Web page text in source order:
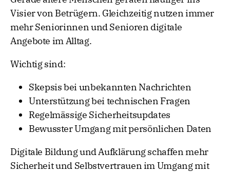
Visier von Betrügern. Gleichzeitig nutzen immer
mehr Seniorinnen und Senioren digitale
Angebote im Alltag.
Wichtig sind:
Skepsis bei unbekannten Nachrichten
Unterstützung bei technischen Fragen
Regelmässige Sicherheitsupdates
Bewusster Umgang mit persönlichen Daten
Digitale Bildung und Aufklärung schaffen mehr
Sicherheit und Selbstvertrauen im Umgang mit